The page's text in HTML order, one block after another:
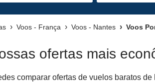
Voos - França Voos - Nantes Voos
ofertas mais
comparar ofertas de vuelos baratos